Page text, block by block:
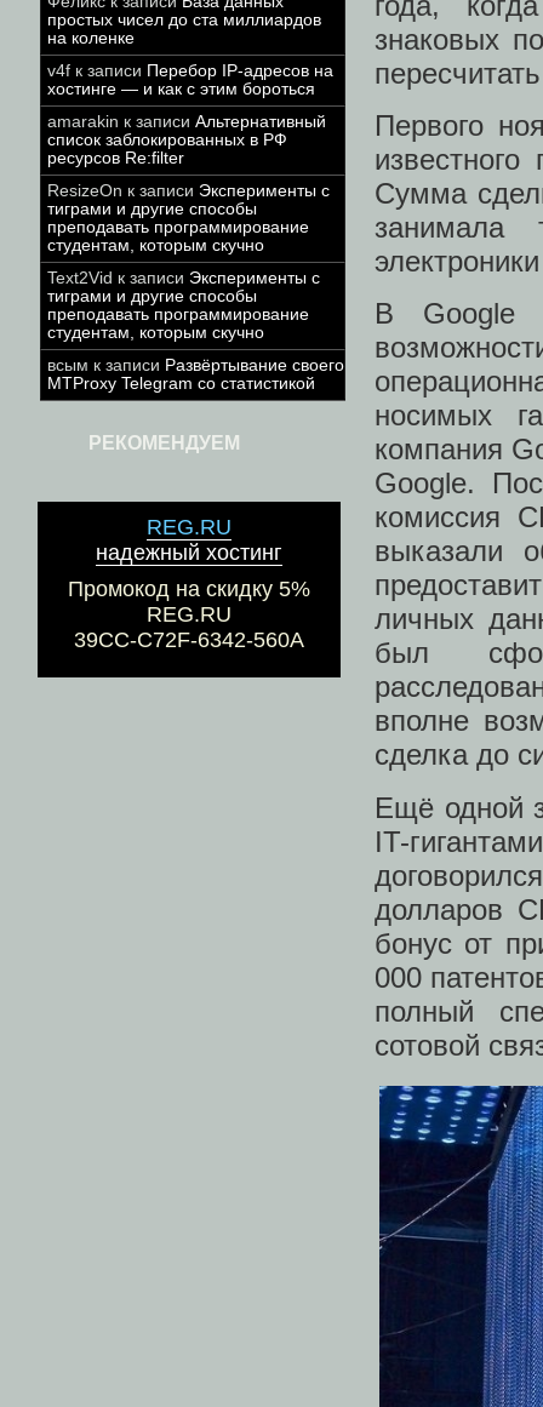
простых чисел до ста миллиардов
на коленке
v4f к записи Перебор IP-адресов на
хостинге — и как с этим бороться
amarakin к записи Альтернативный
список заблокированных в РФ
ресурсов Re:filter
ResizeOn к записи Эксперименты с
тиграми и другие способы
преподавать программирование
студентам, которым скучно
Text2Vid к записи Эксперименты с
тиграми и другие способы
преподавать программирование
студентам, которым скучно
всым к записи Развёртывание своего
MTProxy Telegram со статистикой
РЕКОМЕНДУЕМ
REG.RU
надежный хостинг
Промокод на скидку 5%
REG.RU
39CC-C72F-6342-560A
знаковых
Первого
Сумма
занимала
В Google
носимых
компания
Google.
комиссия
выказали
личных
был
вполне
сделка до
Ещё одной
IT-
долларов
бонус от
000
полный
сотовой